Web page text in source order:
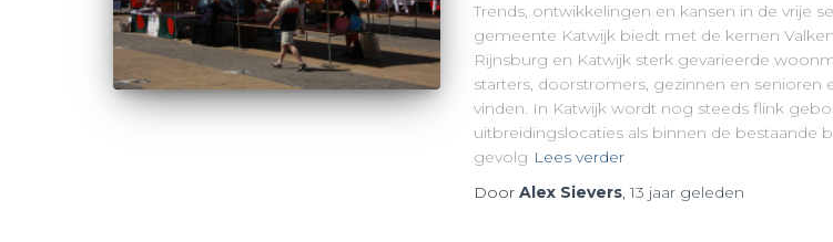
Trends, ontwikkelingen en kansen in de vrije
gemeente Katwijk biedt met de kernen
Rijnsburg en Katwijk sterk gevarieerde
starters, doorstromers, gezinnen en senioren
vinden. In Katwijk wordt nog steeds flink
uitbreidingslocaties als binnen de bestaande
gevolg Lees verder
Door Alex Sievers,13 jaar geleden